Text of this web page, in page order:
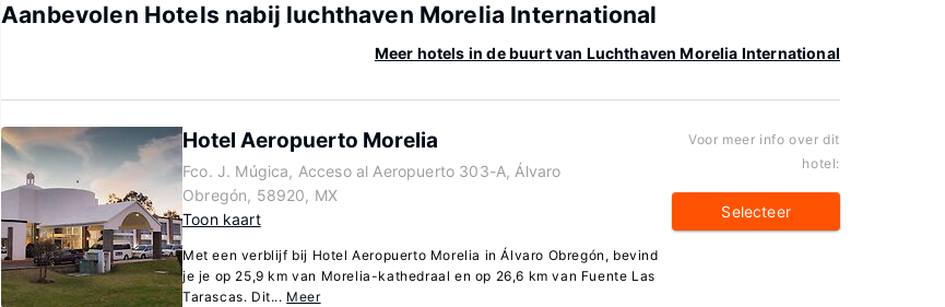
Aanbevolen Hotels nabij luchthaven Morelia International
Meer hotels in de buurt van Luchthaven Morelia International
Hotel Aeropuerto Morelia
Fco. J. Múgica, Acceso al Aeropuerto 303-A, Álvaro
Obregón, 58920, MX
Toon kaart
Met een verblijf bij Hotel Aeropuerto Morelia in Álvaro Obregón, bevind
je je op 25,9 km van Morelia-kathedraal en op 26,6 km van Fuente Las
Tarascas. Dit... Meer
Voor meer info over dit
hotel:
Selecteer